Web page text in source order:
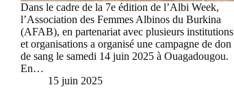
Dans le cadre de la 7e édition de l’Albi Week,
l’Association des Femmes Albinos du Burkina
(AFAB), en partenariat avec plusieurs institutions
et organisations a organisé une campagne de don
de sang le samedi 14 juin 2025 à Ouagadougou.
En…
15 juin 2025